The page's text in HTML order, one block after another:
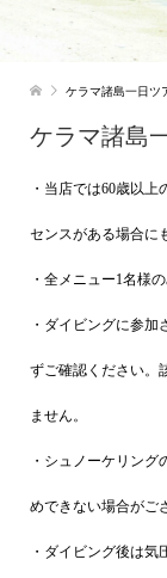
ケラマ諸島一日ツ
ケラマ諸島
・当店では60歳以
センスがある場合に
・全メニュー1名様
・ダイビングに参加
ずご確認ください。
ません。
・シュノーケリン
めできない場合がご
・ダイビング後は